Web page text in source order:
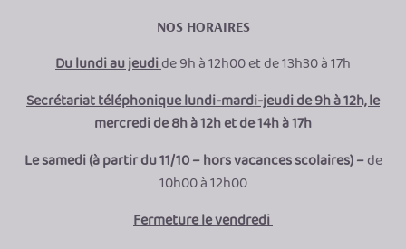
NOS HORAIRES
Du lundi au jeudide 9h à 12h00 et de 13h30 à 17h
Secrétariat téléphonique lundi-mardi-jeudi de 9h à 12h, le
mercredi de 8h à 12h et de 14h à 17h
Le samedi (à partir du 11/10 – hors vacances scolaires) –de
10h00 à 12h00
Fermeture le vendredi